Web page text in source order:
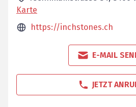
Karte
https://inchstones.ch
E-MAIL
JETZT